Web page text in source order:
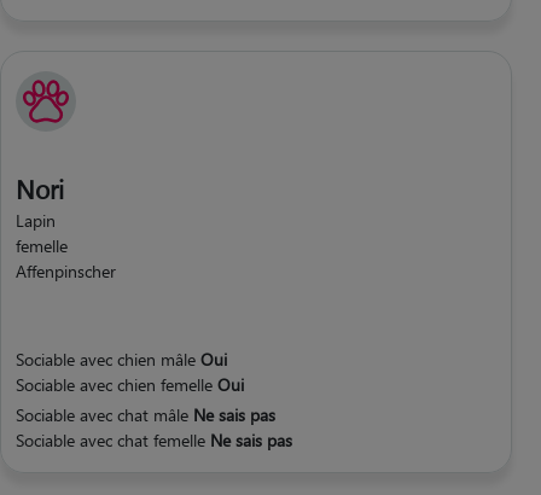
Nori
Lapin
femelle
Affenpinscher
Sociable avec chien mâle Oui
Sociable avec chien femelle Oui
Sociable avec chat mâle Ne sais pas
Sociable avec chat femelle Ne sais pas